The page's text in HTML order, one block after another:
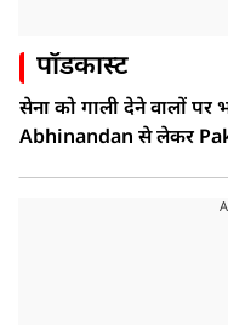
पॉडकास्ट
सेना को गाली देने वालों
Abhinandan से लेकर